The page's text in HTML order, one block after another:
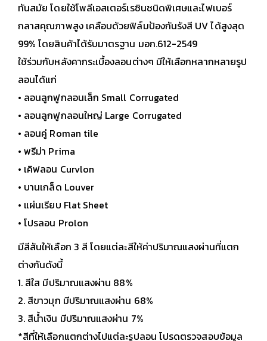
ทันสมัย โดยใช้โพลีเอสเตอร์เรซินชนิดพิเศษและไฟเบอร์
กลาสคุณภาพสูง เคลือบด้วยฟิล์มป้องกันรังสี UV ได้สูงสุด
99% โดยสินค้าได้รับมาตรฐาน มอก.612-2549
ใช้ร่วมกับหลังคากระเบื้องลอนต่างๆ มีให้เลือกหลากหลายรูป
ลอนได้แก่
• ลอนลูกฟูกลอนเล็ก Small Corrugated
• ลอนลูกฟูกลอนใหญ่ Large Corrugated
• ลอนคู่ Roman tile
• พรีม่า Prima
• เคิฟลอน Curvlon
• บานเกล็ด Louver
• แผ่นเรียบ Flat Sheet
• โปรลอน Prolon
มีสีสันให้เลือก 3 สี โดยแต่ละสีให้ค่าปริมาณแสงผ่านที่แตก
ต่างกันดังนี้
1. สีใส มีปริมาณแสงผ่าน 88%
2. สีขาวมุก มีปริมาณแสงผ่าน 68%
3. สีน้ำเงิน มีปริมาณแสงผ่าน 7%
*สีที่ให้เลือกแตกต่างไปแต่ละรูปลอน โปรดตรวจสอบข้อมูล